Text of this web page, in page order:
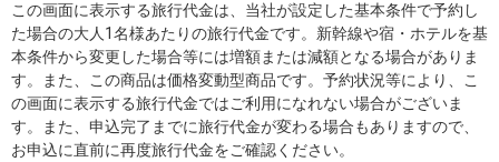
この画面に表示する旅行代金は、当社が設定した基本条件で予約し
た場合の大人1名様あたりの旅行代金です。新幹線や宿・ホテルを基
本条件から変更した場合等には増額または減額となる場合がありま
す。また、この商品は価格変動型商品です。予約状況等により、こ
の画面に表示する旅行代金ではご利用になれない場合がございま
す。また、申込完了までに旅行代金が変わる場合もありますので、
お申込に直前に再度旅行代金をご確認ください。